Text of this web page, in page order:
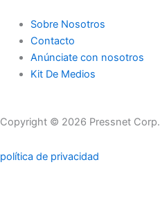
Sobre Nosotros
Contacto
Anúnciate con nosotros
Kit De Medios
Copyright © 2026 Pressnet Corp.
política de privacidad